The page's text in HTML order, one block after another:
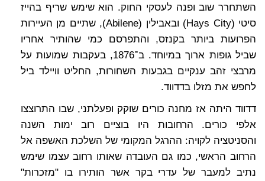
השתחרר שוב ופנה לעסקי החוק. הוא שימש שריף בהייז
סיטי (Hays City) ובאבילין (Abilene), שתיים מן העיירות
הפרועות ביותר בקנזס, והתפרסם כמי שהותיר אחריו
שביל גופות ארוך במיוחד. ב־1876, בעקבות שמועות על
מרבצי זהב ענקיים בגבעות השחורות, החליט וויילד ביל
לחפש את מזלו בדדווד.
דדווד היתה אז מחנה כורים שוקק ופעלתני, שבו התרוצצו
אלפי כורים. הרחובות היו בוציים רוב ימות השנה
והסניטציה לקויה: ההרגל המקומי של השלכת האשפה אל
הרחוב הראשי, כמו גם העובדה שאותו רחוב עצמו שימש
נתיב למעבר של עדרי בקר אשר הותירו בו "מזכרות"